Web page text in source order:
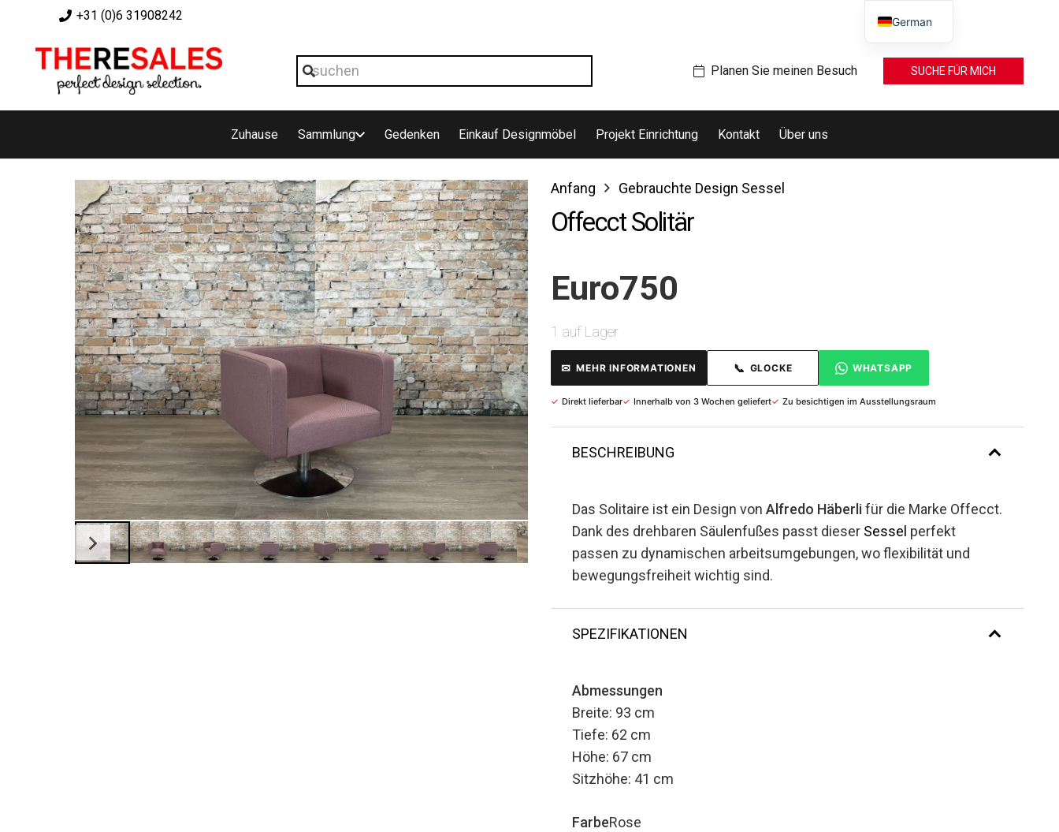
+31 (0)6 31908242
Planen Sie meinen Besuch SUCHE FÜR MICH
Zuhause Sammlung Gedenken Einkauf Designmöbel Projekt Einrichtung Kontakt Über uns
Anfang Gebrauchte Design Sessel
Offecct Solitär
Euro750
1 auf Lager
✉ MEHR INFORMATIONEN 📞 GLOCKE WHATSAPP
✓ Direkt lieferbar✓ Innerhalb von 3 Wochen geliefert✓ Zu besichtigen im Ausstellungsraum
BESCHREIBUNG
Das Solitaire ist ein Design von Alfredo Häberlifür die Marke Offecct.
Dank des drehbaren Säulenfußes passt dieser Sessel perfekt
passen zu dynamischen arbeitsumgebungen, wo flexibilität und
bewegungsfreiheit wichtig sind.
SPEZIFIKATIONEN
Abmessungen
Breite: 93 cm
Tiefe: 62 cm
Höhe: 67 cm
Sitzhöhe: 41 cm
FarbeRose
German